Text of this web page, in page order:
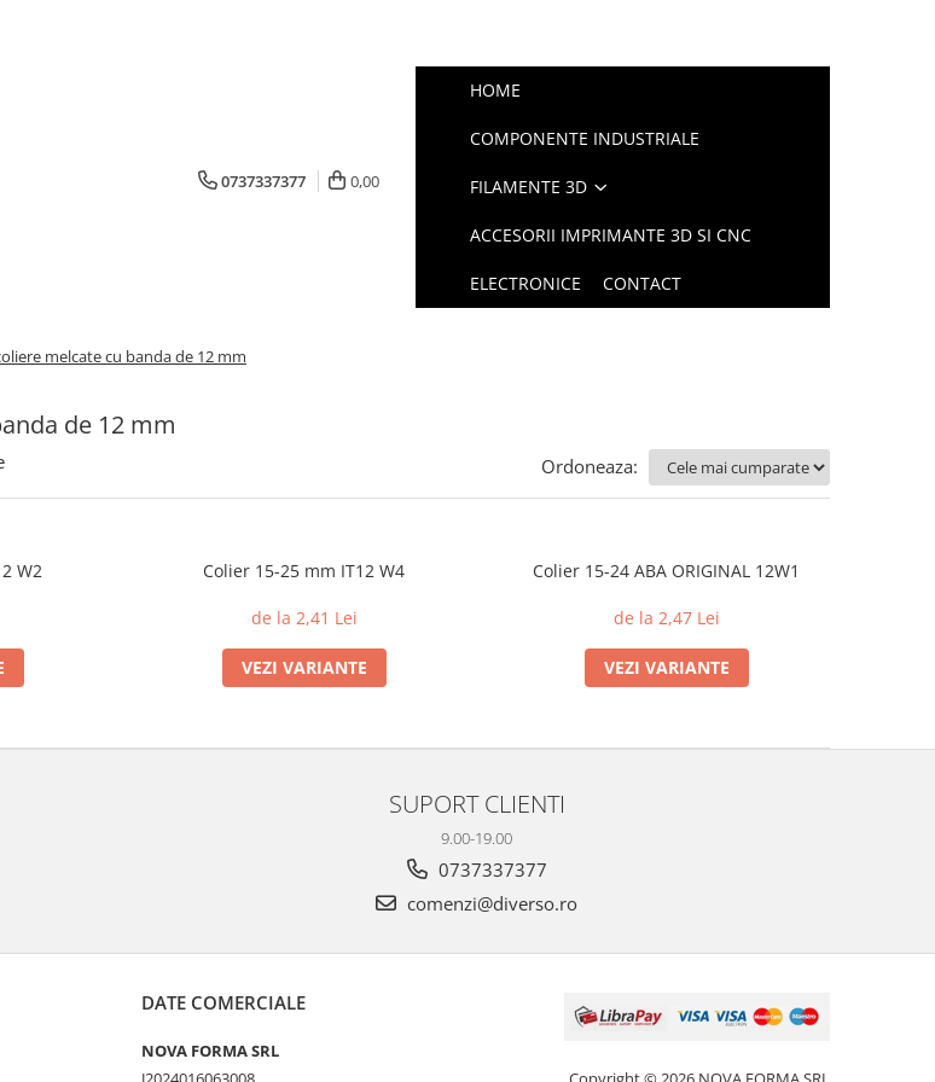
0737337377 0,00
HOME
COMPONENTE INDUSTRIALE
FILAMENTE 3D
ACCESORII IMPRIMANTE 3D SI CNC
ELECTRONICE CONTACT
melcate cu banda de 12 mm
de 12 mm
Ordoneaza:
W2 Colier 15-25 mm IT12 W4
de la 2,41 Lei
VEZI VARIANTE
Colier 15-24 ABA ORIGINAL 12W1
de la 2,47 Lei
VEZI VARIANTE
SUPORT CLIENTI
9.00-19.00
0737337377
comenzi@diverso.ro
DATE COMERCIALE
NOVA FORMA SRL